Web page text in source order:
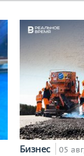
Бизнес 05